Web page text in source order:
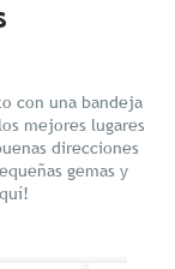
con una bandeja
mejores lugares
direcciones
gemas y